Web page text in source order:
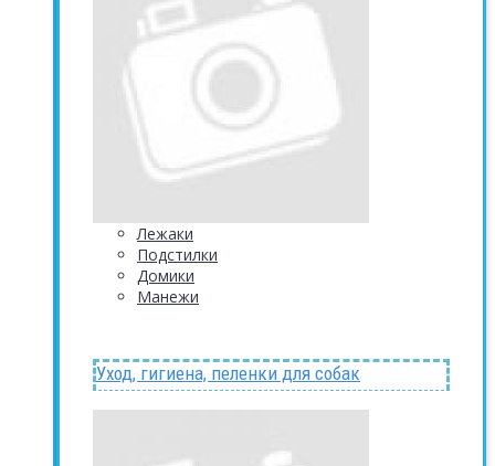
Лежаки
Подстилки
Домики
Манежи
Уход, гигиена, пеленки для собак